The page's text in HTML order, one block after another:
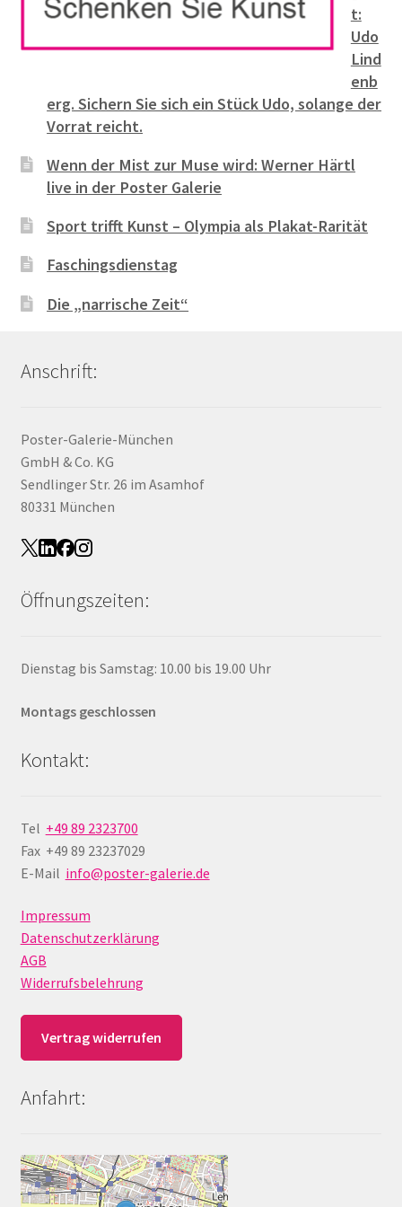
t:
Udo
Lind
enb
erg. Sichern Sie sich ein Stück Udo, solange der
Vorrat reicht.
Wenn der Mist zur Muse wird: Werner Härtl
live in der Poster Galerie
Sport trifft Kunst – Olympia als Plakat-Rarität
Faschingsdienstag
Die „narrische Zeit“
Anschrift:
Poster-Galerie-München
GmbH & Co. KG
Sendlinger Str. 26 im Asamhof
80331 München
Öffnungszeiten:
Dienstag bis Samstag: 10.00 bis 19.00 Uhr
Montags geschlossen
Kontakt:
Tel +49 89 2323700
Fax +49 89 23237029
E-Mail info@poster-galerie.de
Impressum
Datenschutzerklärung
AGB
Widerrufsbelehrung
Vertrag widerrufen
Anfahrt: